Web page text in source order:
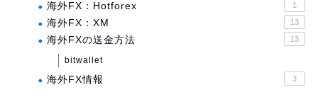
海外FX：Hotforex 1
海外FX：XM 13
海外FXの送金方法 13
bitwallet
海外FX情報 3